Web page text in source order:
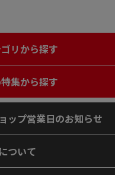
リから探す
集から探す
ップ営業日のお知らせ
ついて